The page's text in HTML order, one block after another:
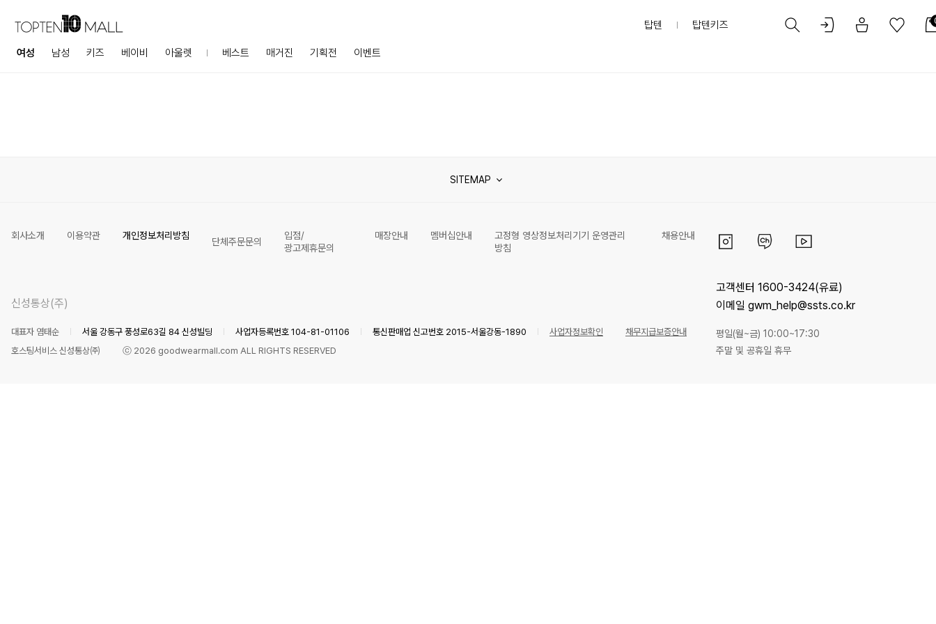
여성 남성 키즈 베이비 아울렛 베스트 매거진 기획전 이벤트
탑텐 탑텐키즈
SITEMAP
회사소개 이용약관 개인정보처리방침
단체주문문의
입점/
광고제휴문의
매장안내 멤버십안내
고정형 영상정보처리기기 운영관리
방침
채용안내
신성통상(주)
대표자 염태순 서울 강동구 풍성로63길 84 신성빌딩 사업자등록번호 104-81-01106 통신판매업 신고번호 2015-서울강동-1890 사업자정보확인
채무지급보증안내
호스팅서비스 신성통상㈜
ⓒ 2026 goodwearmall.com ALL RIGHTS RESERVED
고객센터 1600-3424(유료)
이메일 gwm_help@ssts.co.kr
평일(월~금) 10:00~17:30
주말 및 공휴일 휴무